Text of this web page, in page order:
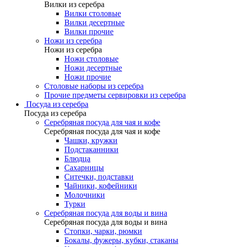
Вилки из серебра
Вилки столовые
Вилки десертные
Вилки прочие
Ножи из серебра
Ножи из серебра
Ножи столовые
Ножи десертные
Ножи прочие
Столовые наборы из серебра
Прочие предметы сервировки из серебра
Посуда из серебра
Посуда из серебра
Серебряная посуда для чая и кофе
Серебряная посуда для чая и кофе
Чашки, кружки
Подстаканники
Блюдца
Сахарницы
Ситечки, подставки
Чайники, кофейники
Молочники
Турки
Серебряная посуда для воды и вина
Серебряная посуда для воды и вина
Стопки, чарки, рюмки
Бокалы, фужеры, кубки, стаканы